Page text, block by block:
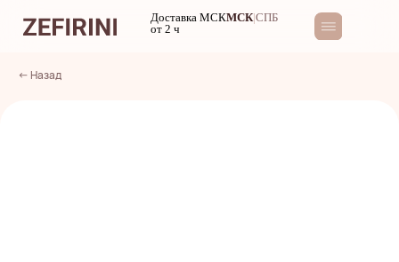
Доставка МСК
от 2 ч
СПБ
← Назад